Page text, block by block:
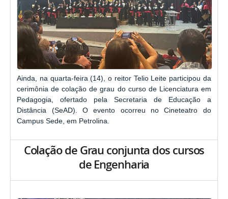
Ainda, na quarta-feira (14), o reitor Telio Leite participou da
cerimônia de colação de grau do curso de Licenciatura em
Pedagogia, ofertado pela Secretaria de Educação a
Distância (SeAD). O evento ocorreu no Cineteatro do
Campus Sede, em Petrolina.
Colação de Grau conjunta dos cursos
de Engenharia